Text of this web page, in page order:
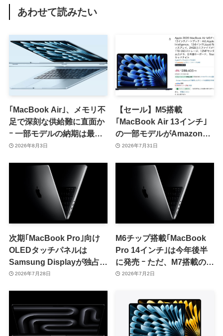
あわせて読みたい
｢MacBook Air｣、メモリ不
足で深刻な供給難に直面か
ｰ 一部モデルの納期は最短
でも8月下旬に
2026年8月3日
【セール】M5搭載
｢MacBook Air 13インチ｣
の一部モデルがAmazonで
実質最大10％オフに
2026年7月31日
次期｢MacBook Pro｣向け
OLEDタッチパネルは
Samsung Displayが独占供
給へ ｰ 来月より量産開始か
2026年7月28日
M6チップ搭載｢MacBook
Pro 14インチ｣は今年後半
に発売 ｰ ただ、M7搭載の刷
新モデルが2027年前半に続
2026年7月2日